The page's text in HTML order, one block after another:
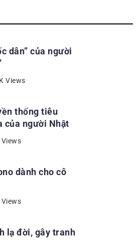
dân” của người
Views
thống tiêu
của người Nhật
Views
dành cho cô
Views
lạ đời, gây tranh